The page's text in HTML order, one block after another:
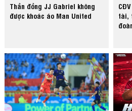
Thần đồng JJ Gabriel không
được khoác áo Man United
tài,